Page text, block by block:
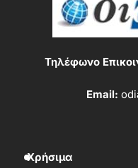
Τηλέφωνο
Email:
Χρήσιμα